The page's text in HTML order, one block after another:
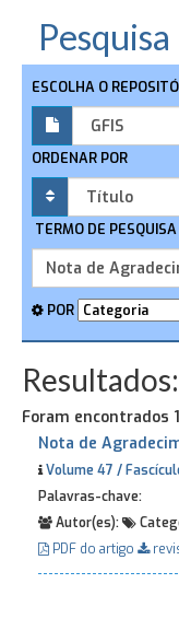
ESCOLHA O
ORDENAR POR
TERMO DE PESQUISA
POR
Resultados:
Foram encontrados
Nota de
Volume 47 /
Palavras-chave:
Autor(es):
PDF do artigo